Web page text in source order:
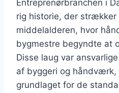
Entreprenørbranchen i
rig historie, der strækker
middelalderen, hvor
bygmestre begyndte at
Disse laug var
af byggeri og håndværk,
grundlaget for de